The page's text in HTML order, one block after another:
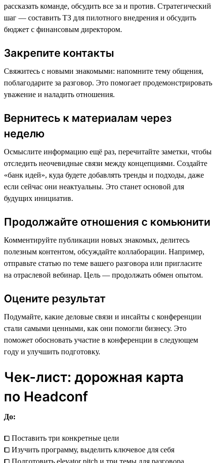
рассказать команде, обсудить все за и против. Стратегический
шаг — составить ТЗ для пилотного внедрения и обсудить
бюджет с финансовым директором.
Закрепите контакты
Свяжитесь с новыми знакомыми: напомните тему общения,
поблагодарите за разговор. Это помогает продемонстрировать
уважение и наладить отношения.
Вернитесь к материалам через
неделю
Осмыслите информацию ещё раз, перечитайте заметки, чтобы
отследить неочевидные связи между концепциями. Создайте
«банк идей», куда будете добавлять тренды и подходы, даже
если сейчас они неактуальны. Это станет основой для
будущих инициатив.
Продолжайте отношения с комьюнити
Комментируйте публикации новых знакомых, делитесь
полезным контентом, обсуждайте коллаборации. Например,
отправьте статью по теме вашего разговора или пригласите
на отраслевой вебинар. Цель — продолжать обмен опытом.
Оцените результат
Подумайте, какие деловые связи и инсайты с конференции
стали самыми ценными, как они помогли бизнесу. Это
поможет обосновать участие в конференции в следующем
году и улучшить подготовку.
Чек-лист: дорожная карта
по Headсonf
До:
⧠ Поставить три конкретные цели
⧠ Изучить программу, выделить ключевое для себя
⧠ Подготовить elevator pitch и три темы для разговора